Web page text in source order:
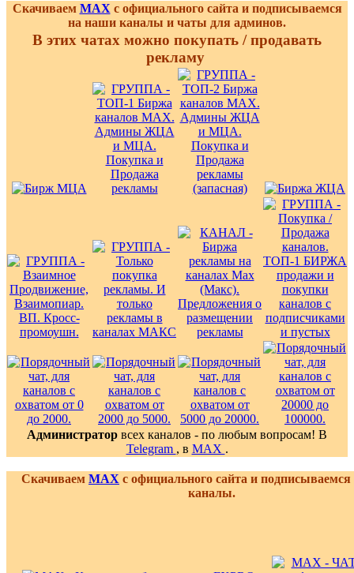
Скачиваем MAX с официального сайта и подписываемся
на наши каналы и чаты для админов.
В этих чатах можно покупать / продавать
рекламу
Администратор всех каналов - по любым вопросам! В
Telegram , в MAX .
Скачиваем MAX с официального сайта и
каналы.